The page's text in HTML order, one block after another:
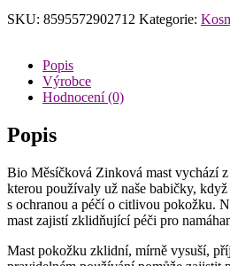
SKU: 8595572902712 Kategorie:
Popis
Výrobce
Hodnocení (0)
Popis
Bio Měsíčková Zinková mast vychází
kterou používaly už naše babičky,
s ochranou a péčí o citlivou pokožku.
mast zajistí zklidňující péči pro
Mast pokožku zklidní, mírně vysuší,